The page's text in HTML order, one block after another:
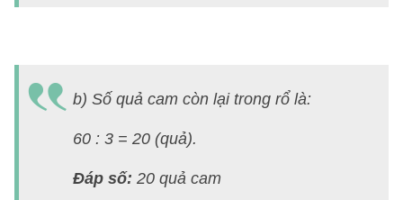
b) Số quả cam còn lại trong rổ là:
60 : 3 = 20 (quả).
Đáp số: 20 quả cam